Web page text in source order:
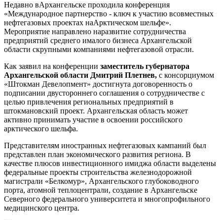
Недавно вАрхангельске проходила конференция
«Международное партнерство - ключ к участию всовместных
нефтегазовых проектах наАрктическом шельфе».
Мероприятие направлено наразвитие сотрудничества
предприятий среднего ималого бизнеса Архангельской
области скрупными компаниями нефтегазовой отрасли.
Как заявил на конференции заместитель губернатора
Архангельской области Дмитрий Плетнев, с консорциумом
«Штокман Девелопмент» достигнута договоренность о
подписании двустороннего соглашения о сотрудничестве с
целью привлечения региональных предприятий в
штокмановский проект. Архангельская область может
активно принимать участие в освоении российского
арктического шельфа.
Представителям иностранных нефтегазовых кампаний был
представлен план экономического развития региона. В
качестве плюсов инвестиционного имиджа области выделены
федеральные проекты строительства железнодорожной
магистрали «Белкомур», Архангельского глубоководного
порта, атомной теплоцентрали, создание в Архангельске
Северного федерального университета и многопрофильного
медицинского центра.